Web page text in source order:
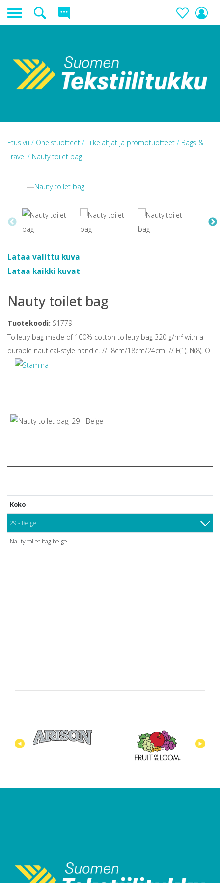
Etusivu / Oheistuotteet / Liikelahjat ja promotuotteet / Bags &
Travel / Nauty toilet bag
Lataa valittu kuva
Lataa kaikki kuvat
Nauty toilet bag
Tuotekoodi: S1779
Toiletry bag made of 100% cotton toiletry bag 320 g/m² with a
durable nautical-style handle. // [8cm/18cm/24cm] // F(1), N(8), O
Koko
29 - Beige
Nauty toilet bag beige